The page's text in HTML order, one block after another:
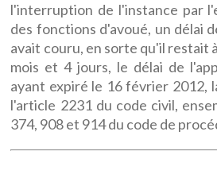
l'interruption de l'instance par
des fonctions d'avoué, un délai
avait couru, en sorte qu'il restait
mois et 4 jours, le délai de
ayant expiré le 16 février 2012,
l'article 2231 du code civil,
374, 908 et 914 du code de